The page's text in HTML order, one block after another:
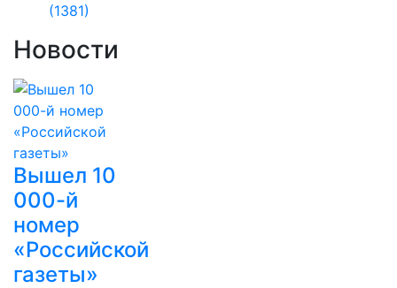
(1381)
Новости
Вышел 10
000-й
номер
«Российской
газеты»